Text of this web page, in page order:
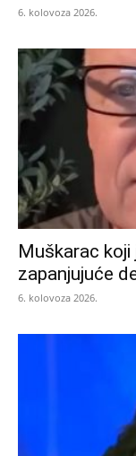
6. kolovoza 2026.
Muškarac
zapanjujuće
6. kolovoza 2026.